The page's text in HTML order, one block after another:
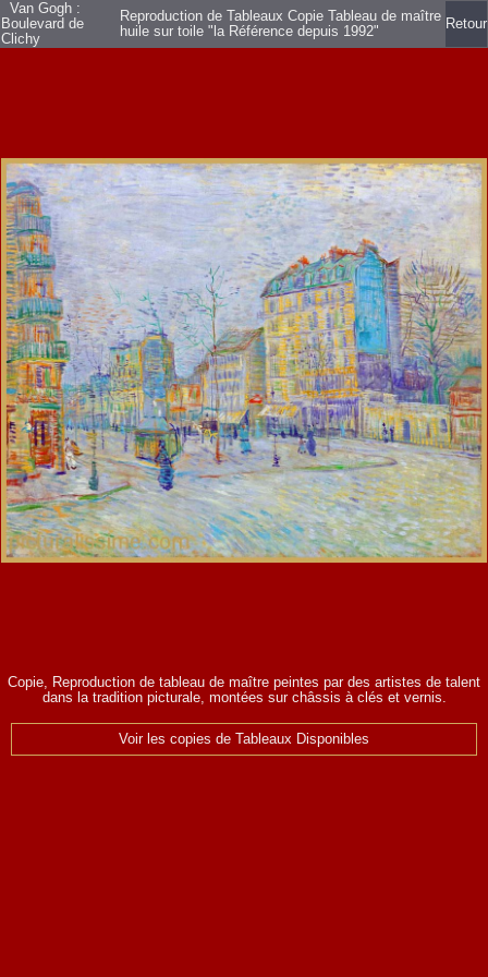
Van Gogh :
Boulevard de
Clichy
Reproduction de Tableaux Copie Tableau de maître
huile sur toile "la Référence depuis 1992" Retour
Copie, Reproduction de tableau de maître peintes par des artistes de talent
dans la tradition picturale, montées sur châssis à clés et vernis.
Voir les copies de Tableaux Disponibles